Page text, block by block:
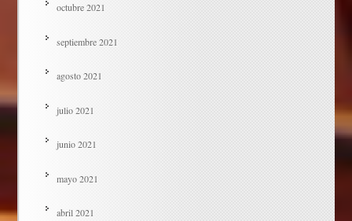
octubre 2021
septiembre 2021
agosto 2021
julio 2021
junio 2021
mayo 2021
abril 2021